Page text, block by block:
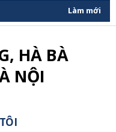
Làm mới
HÀ BÀ
NỘI